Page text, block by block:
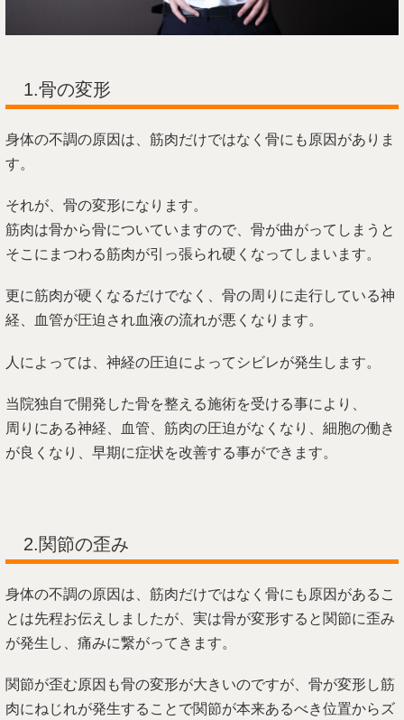
1.骨の変形
身体の不調の原因は、筋肉だけではなく骨にも原因がありま
す。
それが、骨の変形になります。
筋肉は骨から骨についていますので、骨が曲がってしまうと
そこにまつわる筋肉が引っ張られ硬くなってしまいます。
更に筋肉が硬くなるだけでなく、骨の周りに走行している神
経、血管が圧迫され血液の流れが悪くなります。
人によっては、神経の圧迫によってシビレが発生します。
当院独自で開発した骨を整える施術を受ける事により、
周りにある神経、血管、筋肉の圧迫がなくなり、細胞の働き
が良くなり、早期に症状を改善する事ができます。
2.関節の歪み
身体の不調の原因は、筋肉だけではなく骨にも原因があるこ
とは先程お伝えしましたが、実は骨が変形すると関節に歪み
が発生し、痛みに繋がってきます。
関節が歪む原因も骨の変形が大きいのですが、骨が変形し筋
肉にねじれが発生することで関節が本来あるべき位置からズ